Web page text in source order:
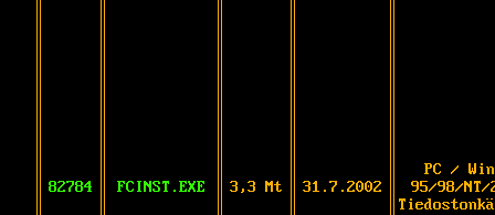
82784 FCINST.EXE 3,3 Mt 31.7.2002
PC /
95/98/